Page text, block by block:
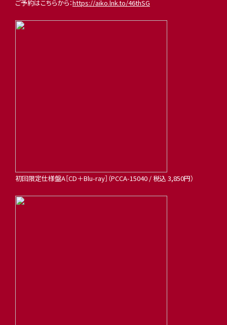
ご予約はこちらから：https://aiko.lnk.to/46thSG
初回限定仕様盤A［CD＋Blu-ray］（PCCA-15040 / 税込 3,850円）